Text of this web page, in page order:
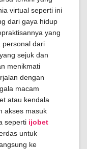
virtual seperti ini
dari gaya hidup
yang
personal dari
sejuk dan
menikmati
dengan
macam
atau kendala
akses masuk
seperti ijobet
untuk
ke